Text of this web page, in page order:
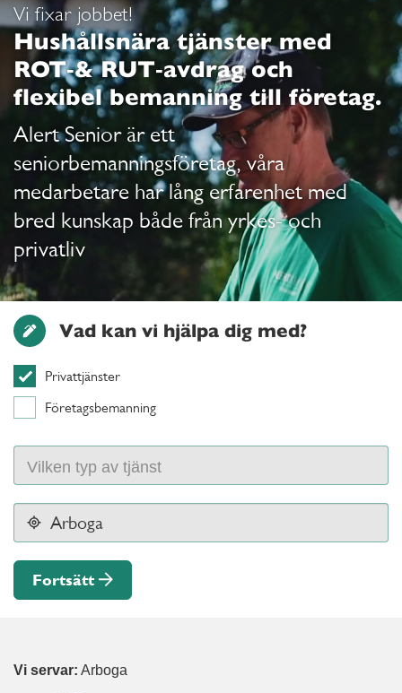
Vi fixar jobbet!
Hushållsnära tjänster med
ROT‑& RUT‑avdrag och
flexibel bemanning till företag.
Alert Senior är ett
seniorbemanningsföretag, våra
medarbetare har lång erfarenhet med
bred kunskap både från yrkes- och
privatliv
Vad kan vi hjälpa dig med?
Privattjänster
Företagsbemanning
Fortsätt
Vi servar: Arboga